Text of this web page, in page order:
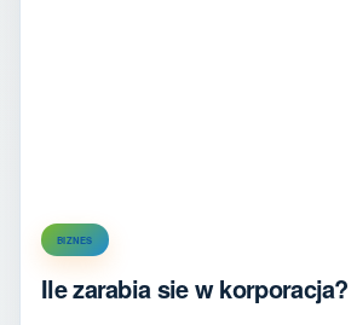
BIZNES
Ile zarabia sie w korporacja?